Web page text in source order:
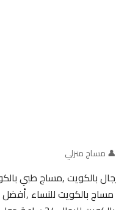
منزلي
بالكويت ,مساج طبي
بالكويت للنساء ,أفضل